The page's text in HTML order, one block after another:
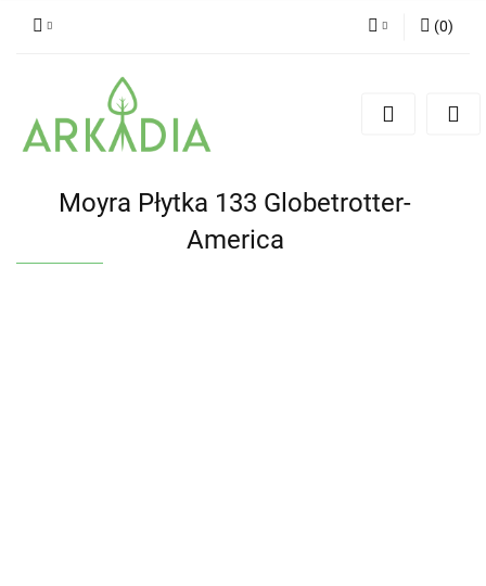
(0)
Moyra Płytka 133 Globetrotter-
America